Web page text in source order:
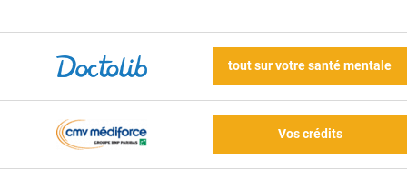
tout sur votre santé mentale
Vos crédits